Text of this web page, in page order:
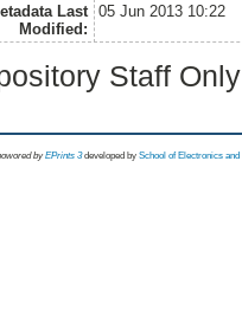
Last
Modified:
05 Jun 2013 10:22
Staff
byEPrints 3 developed by School of Electronics